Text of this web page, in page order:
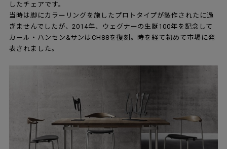
したチェアです。
当時は脚にカラーリングを施したプロトタイプが製作されたに過
ぎませんでしたが、2014年、ウェグナーの生誕100年を記念して
カール・ハンセン&サンはCH88を復刻。時を経て初めて市場に発
表されました。